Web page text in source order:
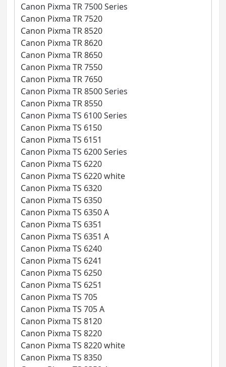
Canon Pixma TR 7500 Series
Canon Pixma TR 7520
Canon Pixma TR 8520
Canon Pixma TR 8620
Canon Pixma TR 8650
Canon Pixma TR 7550
Canon Pixma TR 7650
Canon Pixma TR 8500 Series
Canon Pixma TR 8550
Canon Pixma TS 6100 Series
Canon Pixma TS 6150
Canon Pixma TS 6151
Canon Pixma TS 6200 Series
Canon Pixma TS 6220
Canon Pixma TS 6220 white
Canon Pixma TS 6320
Canon Pixma TS 6350
Canon Pixma TS 6350 A
Canon Pixma TS 6351
Canon Pixma TS 6351 A
Canon Pixma TS 6240
Canon Pixma TS 6241
Canon Pixma TS 6250
Canon Pixma TS 6251
Canon Pixma TS 705
Canon Pixma TS 705 A
Canon Pixma TS 8120
Canon Pixma TS 8220
Canon Pixma TS 8220 white
Canon Pixma TS 8350